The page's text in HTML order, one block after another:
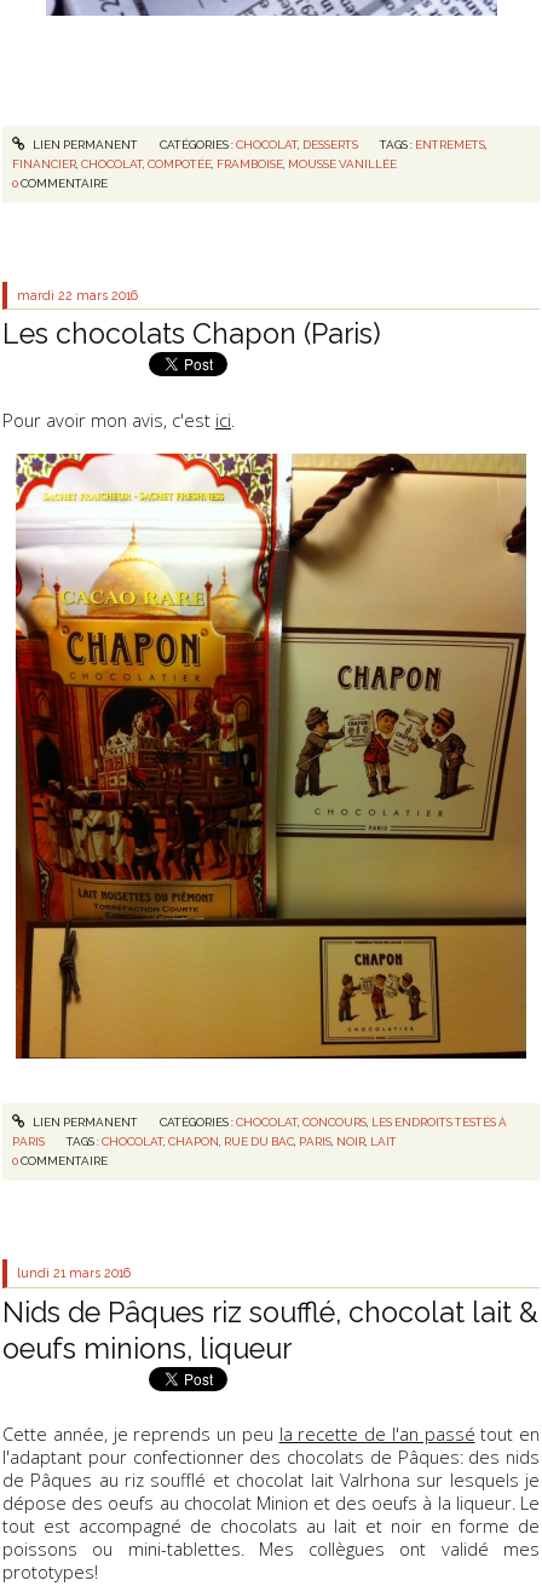
LIEN PERMANENT CATÉGORIES :CHOCOLAT, DESSERTS TAGS : ENTREMETS
FINANCIER ,CHOCOLAT,COMPOTÉE FRAMBOISE MOUSSE VANILLÉE
0COMMENTAIRE
mardi 22 mars 2016
Les chocolats Chapon (Paris)
Pour avoir mon avis, c'est ici
LIEN PERMANENT CATÉGORIES :CHOCOLAT, CONCOURS, LES ENDROITS TESTÉS À
PARIS
TAGS :CHOCOLAT,CHAPON RUE DU BAC PARIS NOIR LAIT
0COMMENTAIRE
lundi 21 mars 2016
Nids de Pâques riz soufflé, chocolat lait &
oeufs minions, liqueur
Cette année, je reprends un peu la recette de l'an passé tout en
l'adaptant pour confectionner des chocolats de Pâques: des nids
de Pâques au riz soufflé et chocolat lait Valrhona sur lesquels je
dépose des oeufs au chocolat Minion et des oeufs à la liqueur. Le
tout est accompagné de chocolats au lait et noir en forme de
poissons ou mini-tablettes. Mes collègues ont validé mes
prototypes!